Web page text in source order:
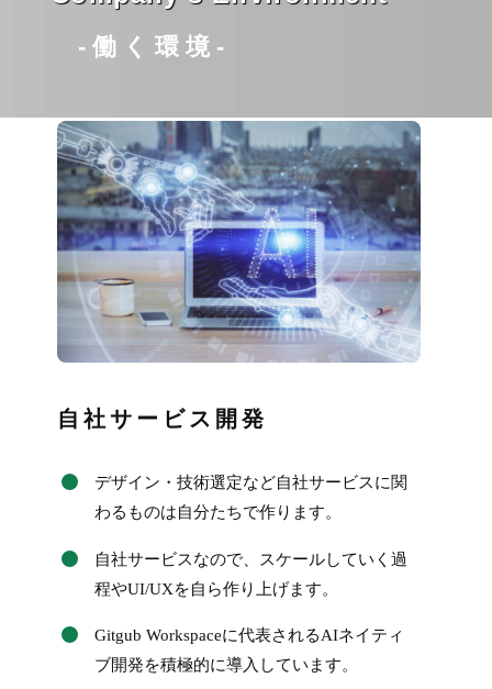
-働く環境-
自社サービス開発
デザイン・技術選定など自社サービスに関
わるものは自分たちで作ります。
自社サービスなので、スケールしていく過
程やUI/UXを自ら作り上げます。
Gitgub Workspaceに代表されるAIネイティ
ブ開発を積極的に導入しています。